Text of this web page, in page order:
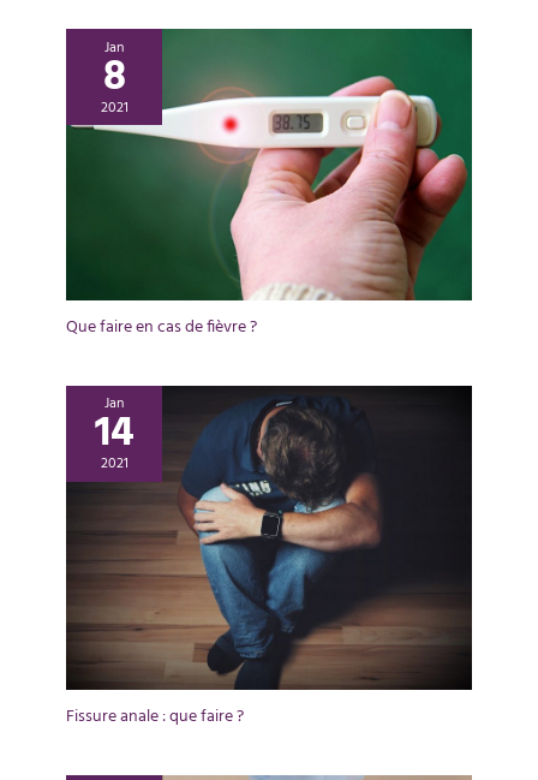
Jan
8
2021
Que faire en cas de fièvre ?
Jan
14
2021
Fissure anale : que faire ?